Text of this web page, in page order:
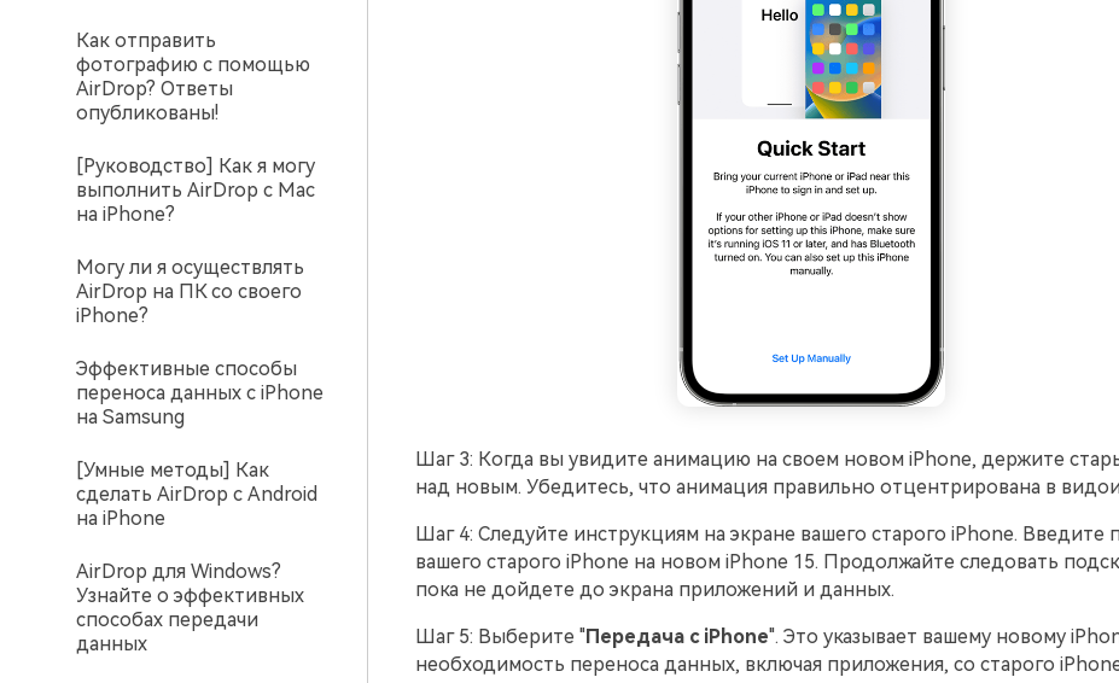
Как отправить
фотографию с помощью
AirDrop? Ответы
опубликованы!
[Руководство] Как я могу
выполнить AirDrop с Mac
на iPhone?
Могу ли я осуществлять
AirDrop на ПК со своего
iPhone?
Эффективные способы
переноса данных с iPhone
на Samsung
[Умные методы] Как
сделать AirDrop с Android
на iPhone
AirDrop для Windows?
Узнайте о эффективных
способах передачи
данных
Шаг 3: Когда вы увидите анимацию на своем новом iPhone, держите
над новым. Убедитесь, что анимация правильно отцентрирована в
Шаг 4: Следуйте инструкциям на экране вашего старого iPhone. Введите
вашего старого iPhone на новом iPhone 15. Продолжайте следовать
пока не дойдете до экрана приложений и данных.
Шаг 5: Выберите "Передача с iPhone". Это указывает вашему новому
необходимость переноса данных, включая приложения, со старого